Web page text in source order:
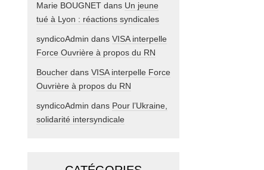
Marie BOUGNET dans Un jeune
tué à Lyon : réactions syndicales
syndicoAdmin dans VISA interpelle
Force Ouvrière à propos du RN
Boucher dans VISA interpelle Force
Ouvrière à propos du RN
syndicoAdmin dans Pour l’Ukraine,
solidarité intersyndicale